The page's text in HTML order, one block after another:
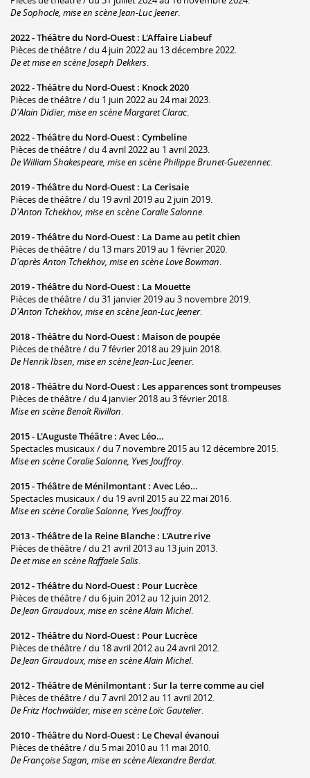
De Sophocle, mise en scène Jean-Luc Jeener.
2022 -Théâtre du Nord-Ouest : L'Affaire Liabeuf
Pièces de théâtre / du 4 juin 2022 au 13 décembre 2022.
De et mise en scène Joseph Dekkers.
2022 -Théâtre du Nord-Ouest : Knock 2020
Pièces de théâtre / du 1 juin 2022 au 24 mai 2023.
D'Alain Didier, mise en scène Margaret Clarac.
2022 -Théâtre du Nord-Ouest : Cymbeline
Pièces de théâtre / du 4 avril 2022 au 1 avril 2023.
De William Shakespeare, mise en scène Philippe Brunet-Guezennec.
2019 -Théâtre du Nord-Ouest : La Cerisaie
Pièces de théâtre / du 19 avril 2019 au 2 juin 2019.
D'Anton Tchekhov, mise en scène Coralie Salonne.
2019 -Théâtre du Nord-Ouest : La Dame au petit chien
Pièces de théâtre / du 13 mars 2019 au 1 février 2020.
D'après Anton Tchekhov, mise en scène Love Bowman.
2019 -Théâtre du Nord-Ouest : La Mouette
Pièces de théâtre / du 31 janvier 2019 au 3 novembre 2019.
D'Anton Tchekhov, mise en scène Jean-Luc Jeener.
2018 -Théâtre du Nord-Ouest : Maison de poupée
Pièces de théâtre / du 7 février 2018 au 29 juin 2018.
De Henrik Ibsen, mise en scène Jean-Luc Jeener.
2018 -Théâtre du Nord-Ouest : Les apparences sont trompeuses
Pièces de théâtre / du 4 janvier 2018 au 3 février 2018.
Mise en scène Benoît Rivillon.
2015 - L'Auguste Théâtre : Avec Léo…
Spectacles musicaux / du 7 novembre 2015 au 12 décembre 2015.
Mise en scène Coralie Salonne, Yves Jouffroy.
2015 -Théâtre de Ménilmontant : Avec Léo…
Spectacles musicaux / du 19 avril 2015 au 22 mai 2016.
Mise en scène Coralie Salonne, Yves Jouffroy.
2013 -Théâtre de la Reine Blanche : L'Autre rive
Pièces de théâtre / du 21 avril 2013 au 13 juin 2013.
De et mise en scène Raffaele Salis.
2012 -Théâtre du Nord-Ouest : Pour Lucrèce
Pièces de théâtre / du 6 juin 2012 au 12 juin 2012.
De Jean Giraudoux, mise en scène Alain Michel.
2012 -Théâtre du Nord-Ouest : Pour Lucrèce
Pièces de théâtre / du 18 avril 2012 au 24 avril 2012.
De Jean Giraudoux, mise en scène Alain Michel.
2012 -Théâtre de Ménilmontant : Sur la terre comme au ciel
Pièces de théâtre / du 7 avril 2012 au 11 avril 2012.
De Fritz Hochwälder, mise en scène Loïc Gautelier.
2010 -Théâtre du Nord-Ouest : Le Cheval évanoui
Pièces de théâtre / du 5 mai 2010 au 11 mai 2010.
De Françoise Sagan, mise en scène Alexandre Berdat.